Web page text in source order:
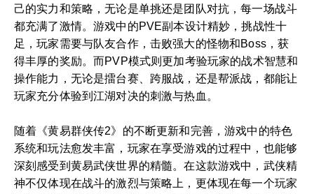
己的实力和策略，无论是单挑还是团队对抗，每一场战斗
都充满了激情。游戏中的PVE副本设计精妙，挑战性十
足，玩家需要与队友合作，击败强大的怪物和Boss，获
得丰厚的奖励。而PVP模式则更加考验玩家的战术智慧和
操作能力，无论是擂台赛、跨服战，还是帮派战，都能让
玩家充分体验到江湖对决的刺激与热血。
随着《黄易群侠传2》的不断更新和完善，游戏中的特色
系统和玩法愈发丰富，玩家在享受游戏的过程中，也能够
深刻感受到黄易武侠世界的精髓。在这款游戏中，武侠精
神不仅体现在战斗的激烈与策略上，更体现在每一个玩家